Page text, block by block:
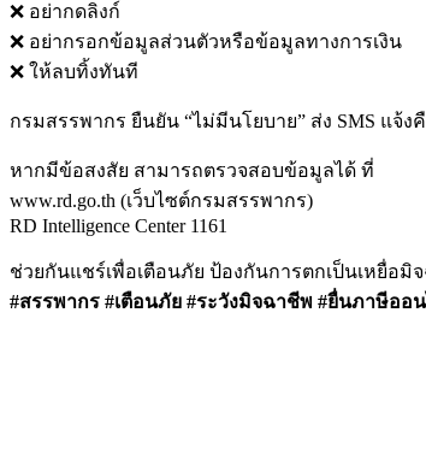
❌ อย่ากดลิงก์
❌ อย่ากรอกข้อมูลส่วนตัวหรือข้อมูลทางการเงิน
❌ ให้ลบทิ้งทันที
กรมสรรพากร ยืนยัน “ไม่มีนโยบาย” ส่ง SMS แ
หากมีข้อสงสัย สามารถตรวจสอบข้อมูลได้ ที่
www.rd.go.th (เว็บไซต์กรมสรรพากร)
RD Intelligence Center 1161
ช่วยกันแชร์เพื่อเตือนภัย ป้องกันการตกเป็นเหยื่อมิ
#สรรพากร #เตือนภัย #ระวังมิจฉาชีพ #ยื่นภาษีออ